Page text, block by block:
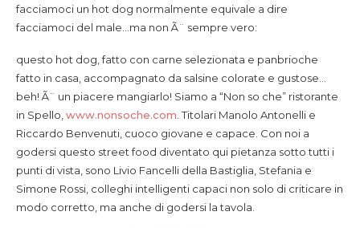
facciamoci un hot dog normalmente equivale a dire
facciamoci del male…ma non Ã¨ sempre vero:
questo hot dog, fatto con carne selezionata e panbrioche
fatto in casa, accompagnato da salsine colorate e gustose…
beh! Ã¨ un piacere mangiarlo! Siamo a “Non so che” ristorante
in Spello, www.nonsoche.com . Titolari Manolo Antonelli e
Riccardo Benvenuti, cuoco giovane e capace. Con noi a
godersi questo street food diventato qui pietanza sotto tutti i
punti di vista, sono Livio Fancelli della Bastiglia, Stefania e
Simone Rossi, colleghi intelligenti capaci non solo di criticare in
modo corretto, ma anche di godersi la tavola.